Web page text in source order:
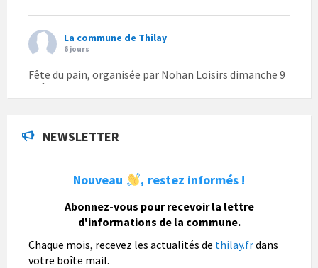
La commune de Thilay
6 jours
Fête du pain, organisée par Nohan Loisirs dimanche 9
août.
population mais également les visiteurs à son
bulletin municipal annuel en organisant un concours
photo gratuit OUVERT À TOUS.
Vous pouvez envoyer vos photo...Lire la suite
NEWSLETTER
Nouveau , restez informés !
Abonnez-vous pour recevoir la lettre
d'informations de la commune.
Chaque mois, recevez les actualités de thilay.frdans
votre boîte mail.